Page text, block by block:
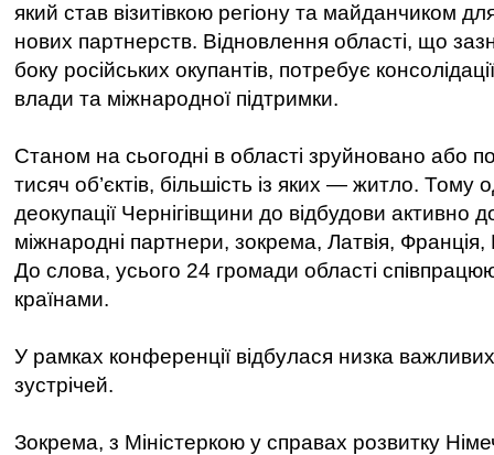
який став візитівкою регіону та майданчиком
нових партнерств. Відновлення області, що
боку російських окупантів, потребує
влади та міжнародної підтримки.
Станом на сьогодні в області зруйновано або
тисяч об’єктів, більшість із яких — житло. Тому
деокупації Чернігівщини до відбудови активно
міжнародні партнери, зокрема, Латвія, Франція,
До слова, усього 24 громади області
країнами.
У рамках конференції відбулася низка
зустрічей.
Зокрема, з Міністеркою у справах розвитку